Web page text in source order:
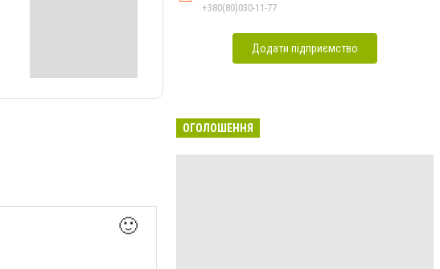
🙂
+380(80)030-11-77
Додати підприємство
ОГОЛОШЕННЯ